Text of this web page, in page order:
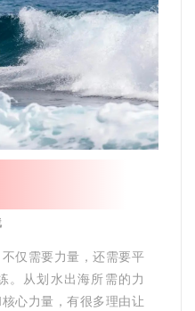
仅需要力量，还需要平
。从划水出海所需的力
心力量，有很多理由让